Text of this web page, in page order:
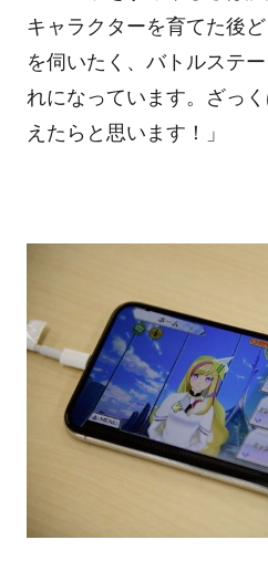
キャラクターを育てた後
を伺いたく、バトルステ
れになっています。ざっ
えたらと思います！」